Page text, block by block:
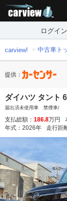
ログイン
carview! 中古車ト
提供：
ダイハツ タント
届出済未使用車 禁煙車/
支払総額： 186.8万円
年式： 2026年 走行距